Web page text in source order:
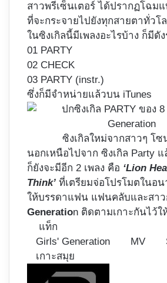
สาวพรีเซ็นเตอร์ ได้ปรากฏโฉมแ
ที่จะกระจายไปยังทุกสายตาทั่วโ
ในซิงเกิลนี้มีเพลงอะไรบ้าง ก็มีดั
01 PARTY
02 CHECK
03 PARTY (instr.)
ซึ่งก็มีจำหน่ายแล้วบน iTunes
ซิงเกิลใหม่จากสาวๆ โ
นอกเหนือไปจาก ซิงเกิล Party
ก็ยังจะมีอีก 2 เพลง คือ ‘Lion
Think’ ที่เตรียมจ่อโปรโมตในอ
ให้บรรดาแฟน แฟนคลับและสาว
Generation ติดตามเกาะกันไว้ใ
แท็ก
Girls' Generation
MV
เกาะสมุย